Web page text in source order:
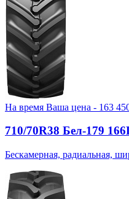
На время Ваша цена - 163
710/70R38 Бел-179
Бескамерная, радиальная,